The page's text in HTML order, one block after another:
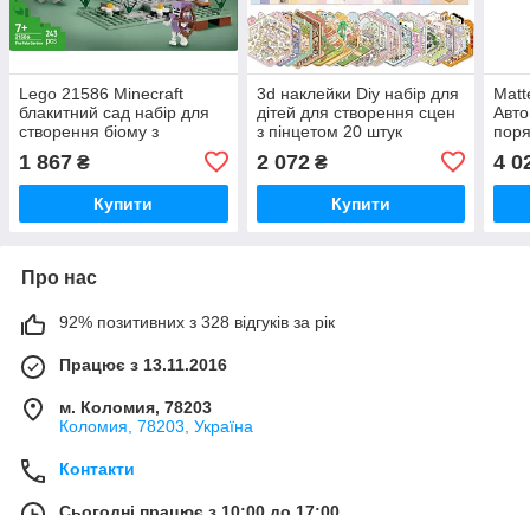
Lego 21586 Minecraft
блакитний сад набір для
створення біому з
1 867 ₴
Купити
3d наклейки Diy набір для
дітей для створення сцен
з пінцетом 20 штук
2 072₴
Купити
гри:
4
Про нас
92% позитивних з 328 відгуків за рік
Працює з 13.11.2016
м. Коломия, 78203
Коломия, 78203, Україна
Контакти